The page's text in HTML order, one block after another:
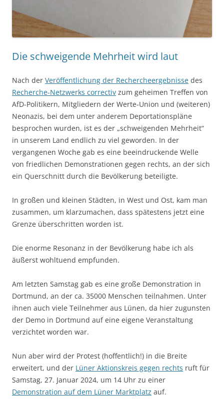
Die schweigende Mehrheit wird laut
Nach der Veröffentlichung der Rechercheergebnisse des
Recherche-Netzwerks correctiv zum geheimen Treffen von
AfD-Politikern, Mitgliedern der Werte-Union und (weiteren)
Neonazis, bei dem unter anderem Deportationspläne
besprochen wurden, ist es der „schweigenden Mehrheit“
in unserem Land endlich zu viel geworden. In der
vergangenen Woche gab es eine beeindruckende Welle
von friedlichen Demonstrationen gegen rechts, an der sich
ein Querschnitt durch die Bevölkerung beteiligte.
In großen und kleinen Städten, in West und Ost, kam man
zusammen, um klarzumachen, dass spätestens jetzt eine
Grenze überschritten worden ist.
Die enorme Resonanz in der Bevölkerung habe ich als
äußerst wohltuend empfunden.
Am letzten Samstag gab es eine große Demonstration in
Dortmund, an der ca. 35000 Menschen teilnahmen. Unter
ihnen auch viele Teilnehmer aus Lünen, da hier zugunsten
der Demo in Dortmund auf eine eigene Veranstaltung
verzichtet worden war.
Nun aber wird der Protest (hoffentlich!) in die Breite
erweitert, und der Lüner Aktionskreis gegen rechts ruft für
Samstag, 27. Januar 2024, um 14 Uhr zu einer
Demonstration auf dem Lüner Marktplatz auf.